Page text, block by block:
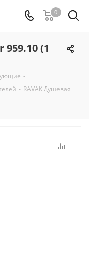
0
(1
-
- RAVAK Душевая